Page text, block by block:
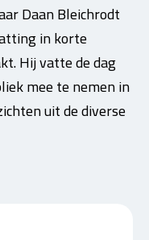
Daan Bleichrodt
in korte
Hij vatte de dag
mee te nemen in
uit de diverse